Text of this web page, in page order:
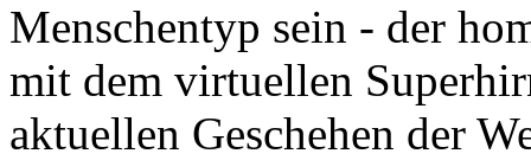
Menschentyp sein - der
mit dem virtuellen
aktuellen Geschehen der